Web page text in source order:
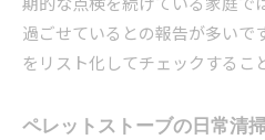
過ごせているとの報告が多いで
をリスト化してチェックするこ
ペレットストーブの日常清